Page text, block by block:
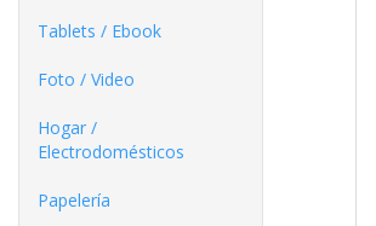
Tablets / Ebook
Foto / Video
Hogar /
Electrodomésticos
Papelería